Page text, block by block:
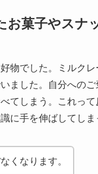
お菓子やスナ
物でした。ミルク
ました。自分への
てしまう。これっ
に手を伸ばしてしま
くなります。